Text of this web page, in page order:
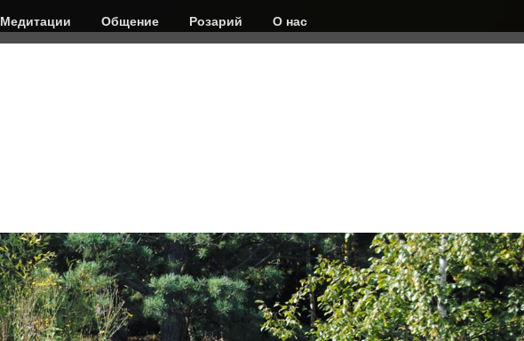
Медитации Общение Розарий О нас